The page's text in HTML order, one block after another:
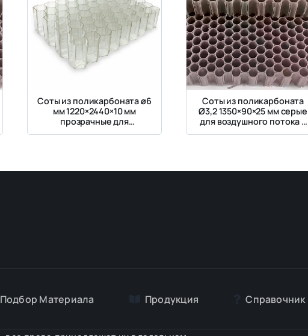
Соты из поликарбоната ø6
мм 1220×2440×10 мм
прозрачные для
холодильных установок
Соты из поликарбоната
Ø3,2 1350×90×25 мм серые
для воздушного потока в
холодильных установках
Подбор Материалa Продукция Справочник